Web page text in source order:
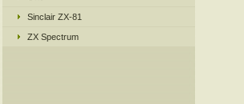
Sinclair ZX-81
ZX Spectrum